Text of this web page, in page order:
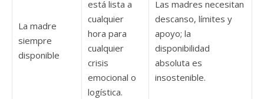
La madre
siempre
disponible
está lista a
cualquier
hora para
cualquier
crisis
emocional o
logística.
Las madres necesitan
descanso, límites y
apoyo; la
disponibilidad
absoluta es
insostenible.